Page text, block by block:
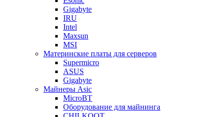
Gigabyte
IRU
Intel
Maxsun
MSI
Материнские платы для серверов
Supermicro
ASUS
Gigabyte
Майнеры Asic
MicroBT
Оборудование для майнинга